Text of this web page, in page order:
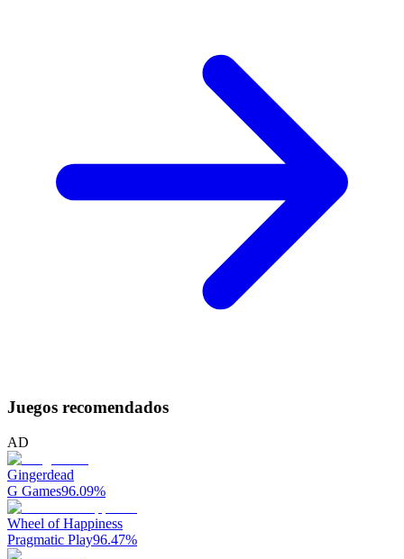
Juegos recomendados
AD
Gingerdead
G Games96.09%
Wheel of Happiness
Pragmatic Play96.47%